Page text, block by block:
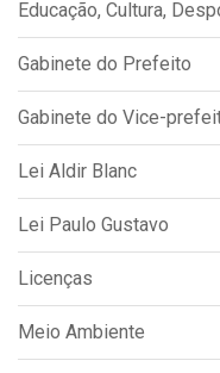
Educação, Cultura,
Gabinete do Prefeito
Gabinete do Vice-
Lei Aldir Blanc
Lei Paulo Gustavo
Licenças
Meio Ambiente